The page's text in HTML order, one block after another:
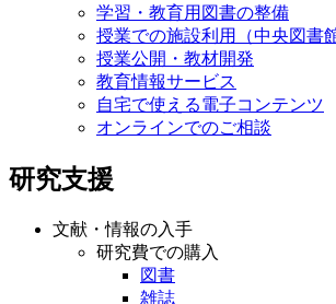
学習・教育用図書の整備
授業での施設利用（中央図書館
授業公開・教材開発
教育情報サービス
自宅で使える電子コンテンツ
オンラインでのご相談
研究支援
文献・情報の入手
研究費での購入
図書
雑誌